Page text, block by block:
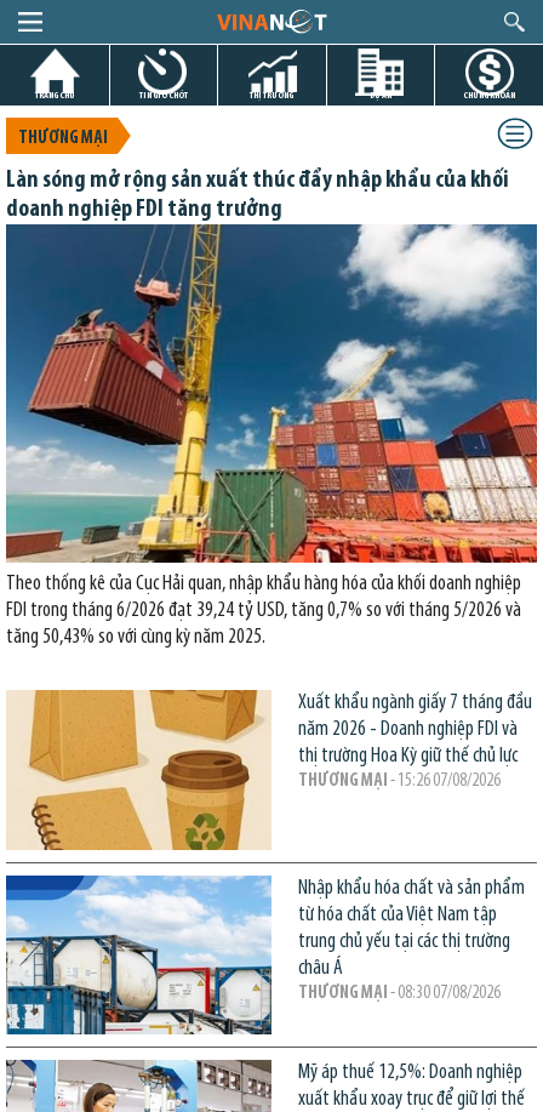
TRANG CHỦ TIN GIỜ CHÓT THỊ TRƯỜNG DỰ ÁN CHỨNG KHOÁN
THƯƠNG MẠI
Làn sóng mở rộng sản xuất thúc đẩy nhập khẩu của khối
doanh nghiệp FDI tăng trưởng
Theo thống kê của Cục Hải quan, nhập khẩu hàng hóa của khối doanh nghiệp
FDI trong tháng 6/2026 đạt 39,24 tỷ USD, tăng 0,7% so với tháng 5/2026 và
tăng 50,43% so với cùng kỳ năm 2025.
Xuất khẩu ngành giấy 7 tháng đầu
năm 2026 - Doanh nghiệp FDI và
thị trường Hoa Kỳ giữ thế chủ lực
THƯƠNG MẠI - 15:26 07/08/2026
Nhập khẩu hóa chất và sản phẩm
từ hóa chất của Việt Nam tập
trung chủ yếu tại các thị trường
châu Á
THƯƠNG MẠI - 08:30 07/08/2026
Mỹ áp thuế 12,5%: Doanh nghiệp
xuất khẩu xoay trục để giữ lợi thế